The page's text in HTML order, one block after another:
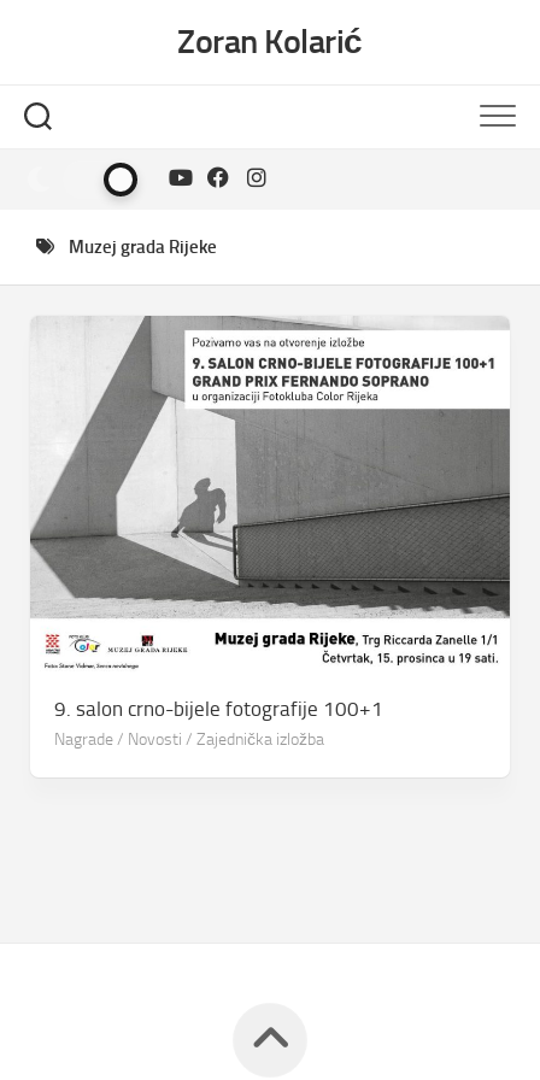
Zoran Kolarić
Muzej grada Rijeke
9. salon crno-bijele fotografije 100+1
Nagrade/ Novosti / Zajednička izložba